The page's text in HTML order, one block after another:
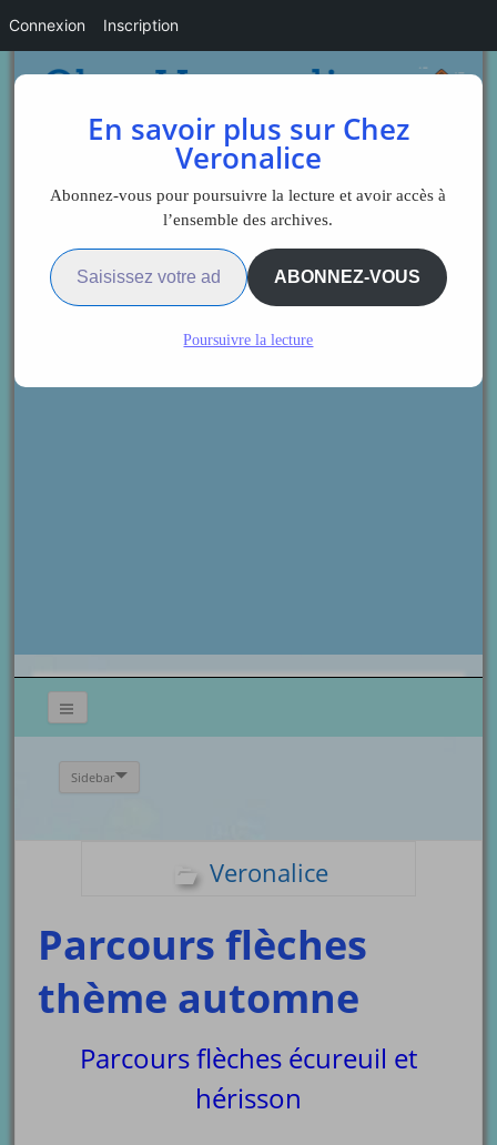
Sidebar
Veronalice
Parcours flèches
thème automne
Parcours flèches écureuil et
hérisson
En savoir plus sur Chez
Veronalice
Abonnez-vous pour poursuivre la lecture et avoir accès à
l’ensemble des archives.
Saisissez votre adresse e-mail…
ABONNEZ-VOUS
Poursuivre la lecture
Connexion Inscription